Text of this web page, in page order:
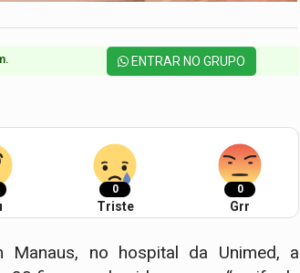
ENTRAR NO GRUPO
0
Triste
0
Grr
no hospital da Unimed, a